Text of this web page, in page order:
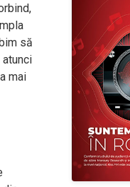
să
mai